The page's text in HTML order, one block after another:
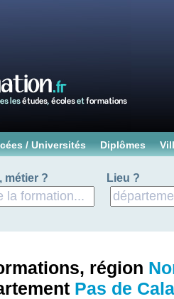
/ Universités Diplômes
métier ? Lieu ?
région
Pas de